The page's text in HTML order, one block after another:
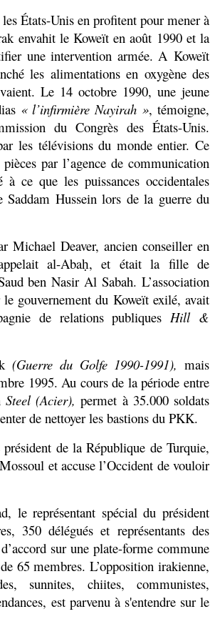
États-Unis en profitent pour mener à
envahit le Koweït en août 1990 et la
une intervention armée. A Koweït
les alimentations en oxygène des
Le 14 octobre 1990, une jeune
« l’infirmière Nayirah », témoigne,
du Congrès des États-Unis.
les télévisions du monde entier. Ce
par l’agence de communication
à ce que les puissances occidentales
Saddam Hussein lors de la guerre du
Michael Deaver, ancien conseiller en
al-Abaḥ, et était la fille de
ben Nasir Al Sabah. L’association
gouvernement du Koweït exilé, avait
de relations publiquesHill &
(Guerre du Golfe 1990-1991), mais
1995. Au cours de la période entre
Steel (Acier), permet à 35.000 soldats
de nettoyer les bastions du PKK.
de la République de Turquie,
et accuse l’Occident de vouloir
le représentant spécial du président
350 délégués et représentants des
sur une plate-forme commune
de 65 membres. L’opposition irakienne,
sunnites, chiites, communistes,
est parvenu à s'entendre sur le